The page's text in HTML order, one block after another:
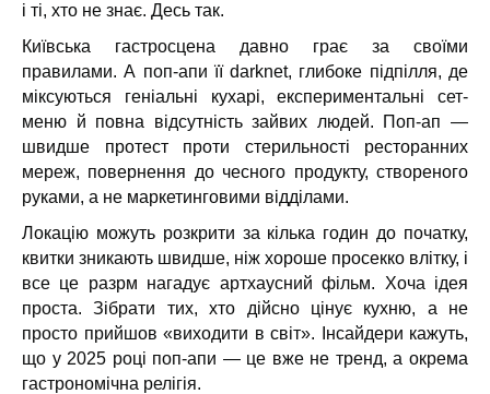
і ті, хто не знає. Десь так.
Київська гастросцена давно грає за своїми
правилами. А поп-апи її darknet, глибоке підпілля, де
міксуються геніальні кухарі, експериментальні сет-
меню й повна відсутність зайвих людей. Поп-ап —
швидше протест проти стерильності ресторанних
мереж, повернення до чесного продукту, створеного
руками, а не маркетинговими відділами.
Локацію можуть розкрити за кілька годин до початку,
квитки зникають швидше, ніж хороше просекко влітку, і
все це разрм нагадує артхаусний фільм. Хоча ідея
проста. Зібрати тих, хто дійсно цінує кухню, а не
просто прийшов «виходити в світ». Інсайдери кажуть,
що у 2025 році поп-апи — це вже не тренд, а окрема
гастрономічна релігія.